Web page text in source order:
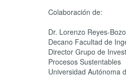
Colaboración de:
Dr. Lorenzo Reyes-Bozo
Decano Facultad de
Director Grupo de
Procesos Sustentables
Universidad Autónoma